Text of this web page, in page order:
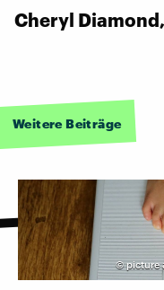
Cheryl
Weitere Beiträge
©picture